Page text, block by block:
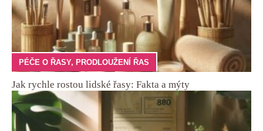
PÉČE O ŘASY, PRODLOUŽENÍ ŘAS
Jak rychle rostou lidské řasy: Fakta a mýty